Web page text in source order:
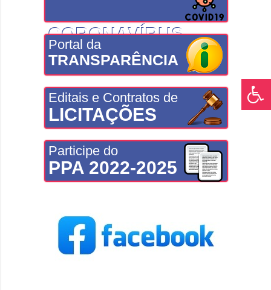
CORONAVÍRUS
Portal da
TRANSPARÊNCIA
Editais e Contratos de
LICITAÇÕES
Participe do
PPA 2022-2025